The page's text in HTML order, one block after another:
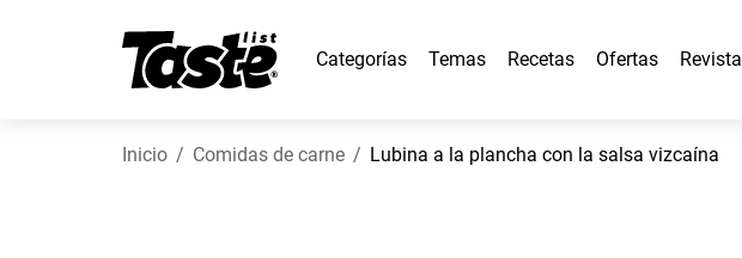
Categorías Temas Recetas Ofertas Revista
Inicio Comidas de carne Lubina a la plancha con la salsa vizcaína